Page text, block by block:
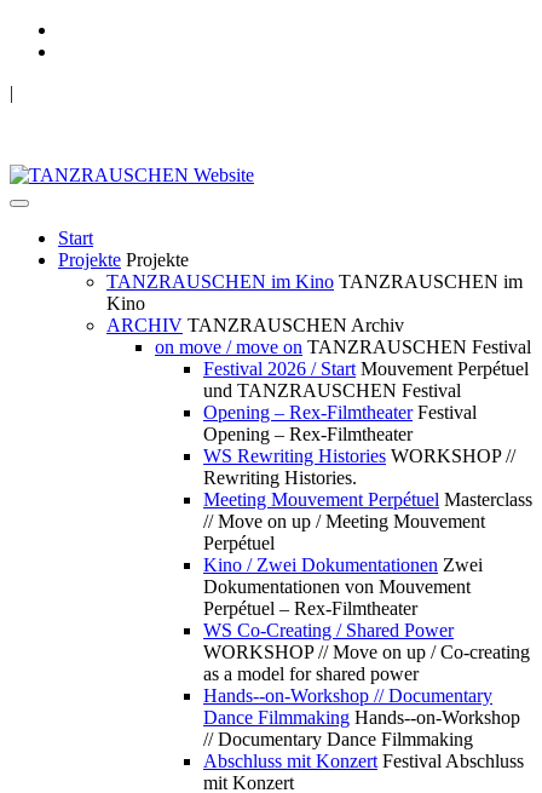
|
Start
Projekte Projekte
TANZRAUSCHEN im Kino TANZRAUSCHEN im
Kino
ARCHIV TANZRAUSCHEN Archiv
on move / move on TANZRAUSCHEN Festival
Festival 2026 / Start Mouvement Perpétuel
und TANZRAUSCHEN Festival
Opening – Rex-Filmtheater Festival
Opening – Rex-Filmtheater
WS Rewriting Histories WORKSHOP //
Rewriting Histories.
Meeting Mouvement Perpétuel Masterclass
// Move on up / Meeting Mouvement
Perpétuel
Kino / Zwei Dokumentationen Zwei
Dokumentationen von Mouvement
Perpétuel – Rex-Filmtheater
WS Co-Creating / Shared Power
WORKSHOP // Move on up / Co-creating
as a model for shared power
Hands--on-Workshop // Documentary
Dance Filmmaking Hands--on-Workshop
// Documentary Dance Filmmaking
Abschluss mit Konzert Festival Abschluss
mit Konzert